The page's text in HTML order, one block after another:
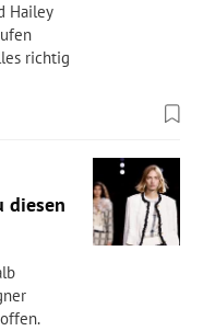
Hailey
richtig
diesen